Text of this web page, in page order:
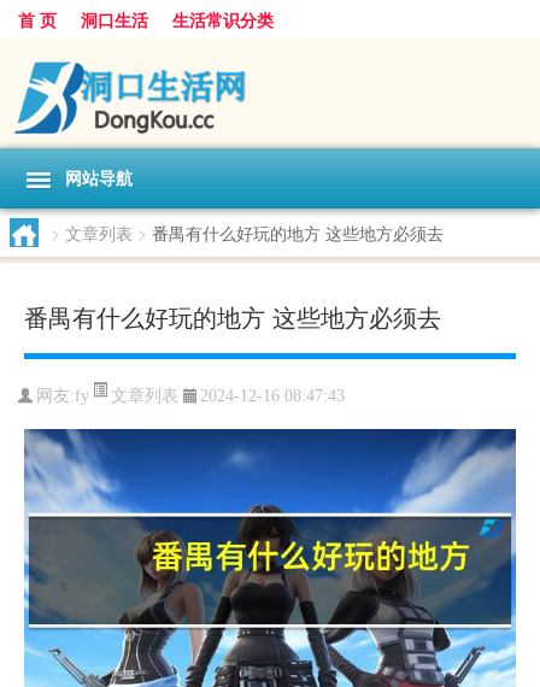
首 页 洞口生活 生活常识分类
网站导航
> 文章列表 > 番禺有什么好玩的地方 这些地方必须去
番禺有什么好玩的地方 这些地方必须去
网友:fy 文章列表 2024-12-16 08:47:43